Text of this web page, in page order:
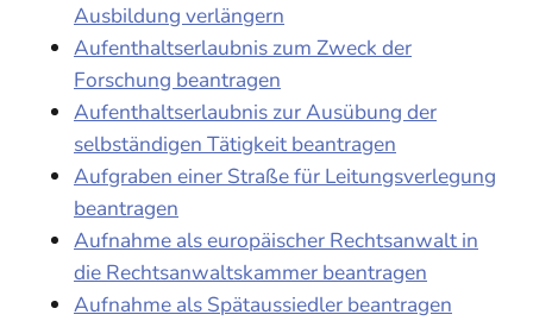
Ausbildung verlängern
Aufenthaltserlaubnis zum Zweck der
Forschung beantragen
Aufenthaltserlaubnis zur Ausübung der
selbständigen Tätigkeit beantragen
Aufgraben einer Straße für Leitungsverlegung
beantragen
Aufnahme als europäischer Rechtsanwalt in
die Rechtsanwaltskammer beantragen
Aufnahme als Spätaussiedler beantragen